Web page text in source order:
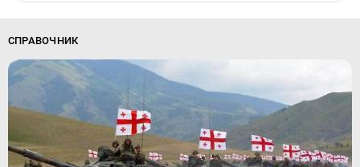
СПРАВОЧНИК